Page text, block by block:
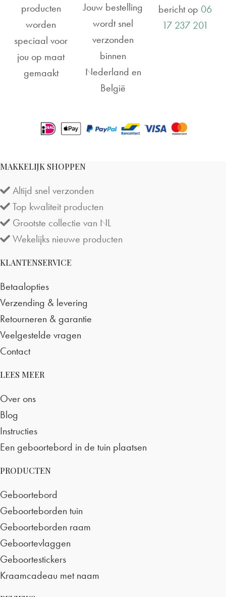
producten
worden
speciaal voor
jou op maat
gemaakt
Jouw bestelling
wordt snel
verzonden
binnen
Nederland en
België
bericht op 06
17 237 201
MAKKELIJK SHOPPEN
Altijd snel verzonden
Top kwaliteit producten
Grootste collectie van NL
Wekelijks nieuwe producten
KLANTENSERVICE
Betaalopties
Verzending & levering
Retourneren & garantie
Veelgestelde vragen
Contact
LEES MEER
Over ons
Blog
Instructies
Een geboortebord in de tuin plaatsen
PRODUCTEN
Geboortebord
Geboorteborden tuin
Geboorteborden raam
Geboortevlaggen
Geboortestickers
Kraamcadeau met naam